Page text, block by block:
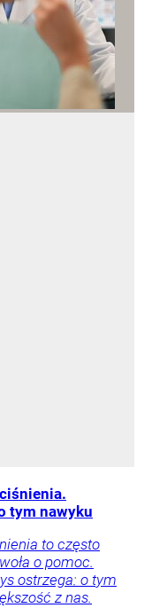
tym nawyku
to często
o pomoc.
ostrzega: o tym
z nas.